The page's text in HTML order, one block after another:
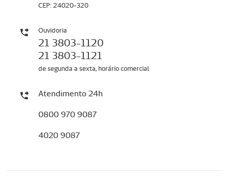
CEP: 24020-320
Ouvidoria
21 3803-1120
21 3803-1121
de segunda a sexta, horário comercial
Atendimento 24h
0800 970 9087
4020 9087